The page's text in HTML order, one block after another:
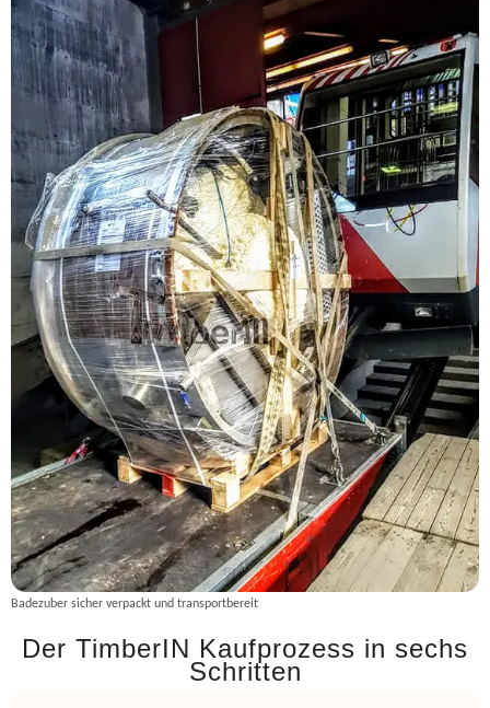
Badezuber sicher verpackt und transportbereit
Der TimberIN Kaufprozess in sechs
Schritten